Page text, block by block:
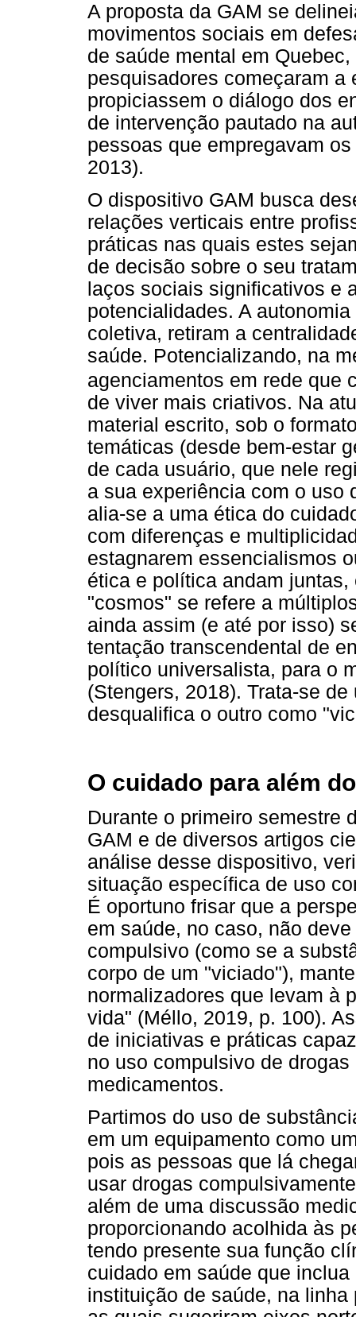
A proposta da GAM se
movimentos sociais em
de saúde mental em
pesquisadores começaram a
propiciassem o diálogo dos
de intervenção pautado na
pessoas que empregavam
2013).
O dispositivo GAM busca
relações verticais entre
práticas nas quais estes
de decisão sobre o seu
laços sociais significativos e
potencialidades. A
coletiva, retiram a
saúde. Potencializando, na
agenciamentos em rede que
de viver mais criativos. Na
material escrito, sob o
temáticas (desde bem-estar
de cada usuário, que nele
a sua experiência com o uso
alia-se a uma ética do
com diferenças e
estagnarem essencialismos
ética e política andam
"cosmos" se refere a
ainda assim (e até por isso)
tentação transcendental de
político universalista, para o
(Stengers, 2018). Trata-se
desqualifica o outro como
O cuidado para além
Durante o primeiro semestre
GAM e de diversos artigos
análise desse dispositivo,
situação específica de uso
É oportuno frisar que a
em saúde, no caso, não
compulsivo (como se a
corpo de um "viciado"),
normalizadores que levam à
vida" (Méllo, 2019, p. 100).
de iniciativas e práticas
no uso compulsivo de
medicamentos.
Partimos do uso de
em um equipamento como
pois as pessoas que lá
usar drogas
além de uma discussão
proporcionando acolhida às
tendo presente sua função
cuidado em saúde que
instituição de saúde, na